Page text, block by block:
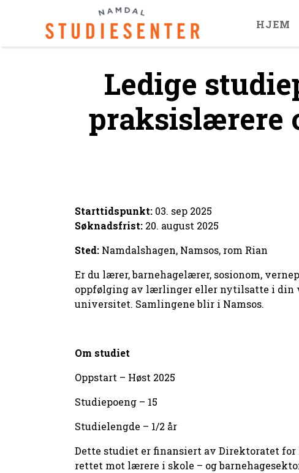
HJEM
Ledige
praksislærere
Starttidspunkt: 03. sep 2025
Søknadsfrist: 20. august 2025
Sted: Namdalshagen, Namsos, rom Rian
Er du lærer, barnehagelærer, sosionom,
oppfølging av lærlinger eller nytilsatte i din
universitet. Samlingene blir i Namsos.
Om studiet
Oppstart – Høst 2025
Studiepoeng – 15
Studielengde – 1/2 år
Dette studiet er finansiert av Direktoratet
rettet mot lærere i skole – og